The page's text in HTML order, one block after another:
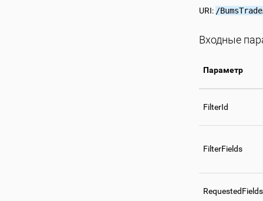
URI: /
Входные
Параметр
FilterId
FilterFields
RequestedFields